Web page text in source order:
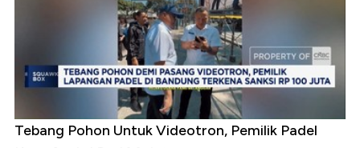
Tebang Pohon Untuk Videotron, Pemilik Padel